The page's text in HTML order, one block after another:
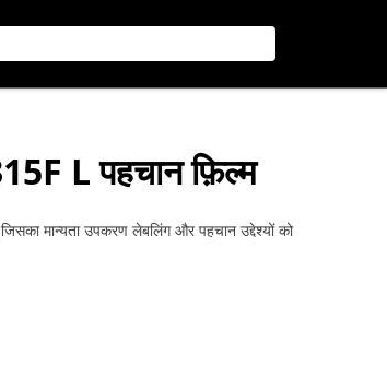
L पहचान फ़िल्म
मान्यता उपकरण लेबलिंग और पहचान उद्देश्यों को